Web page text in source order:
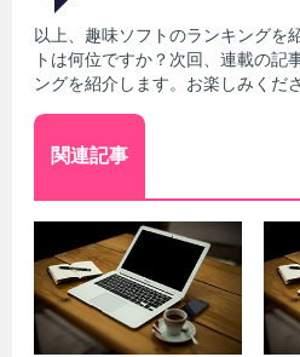
以上、趣味ソフトのランキングを
トは何位ですか？次回、連載の記
ングを紹介します。お楽しみくだ
関連記事